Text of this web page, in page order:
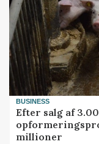
BUSINESS
Efter salg af
millioner